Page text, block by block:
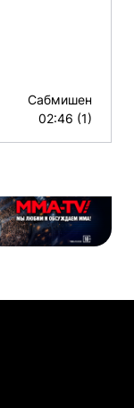
Сабмишен
02:46 (1)